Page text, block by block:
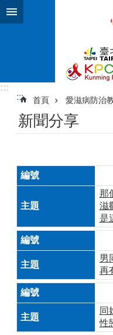
跳到主要內容區塊
:::
:::
首頁 愛滋病防治
新聞分享
那
滋
是
男
再
同
性